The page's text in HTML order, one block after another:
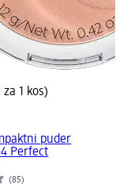
za 1 kos)
puder
Perfect
(85)